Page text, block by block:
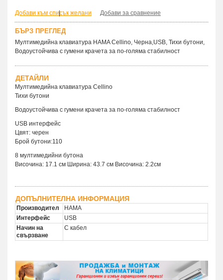
Добави към списък желани
| Добави за сравнение
БЪРЗ ПРЕГЛЕД
Мултимедийна клавиатура HAMA Cellino, Черна,USB, Тихи бутони,
Водоустойчива с гумени крачета за по-голяма стабилност
ДЕТАЙЛИ
Мултимедийна клавиатура Cellino
Тихи бутони
Водоустойчива с гумени крачета за по-голяма стабилност
USB интерфейс
Цвят: черен
Брой бутони:110
8 мултимедийни бутона
Височина: 17.1 см Ширина: 43.7 см Височина: 2.2см
ДОПЪЛНИТЕЛНА ИНФОРМАЦИЯ
Производител
HAMA
Интерфейс
USB
Начин на
свързване
С кабел